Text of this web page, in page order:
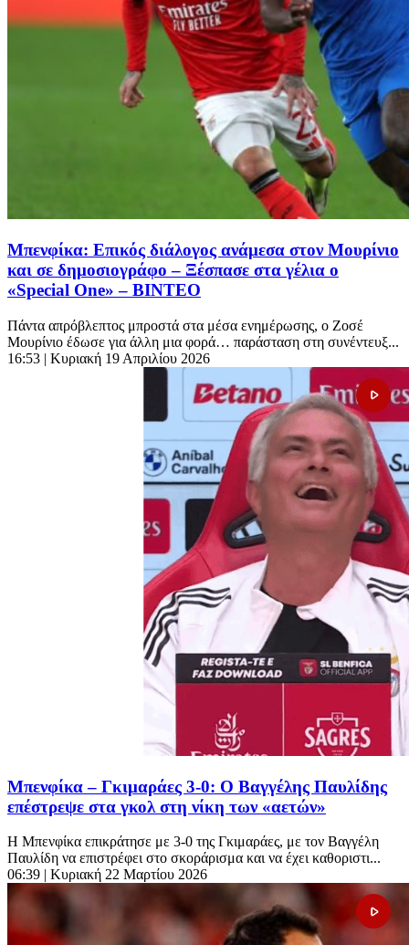
Μπενφίκα: Επικός διάλογος ανάμεσα στον Μουρίνιο
και σε δημοσιογράφο – Ξέσπασε στα γέλια ο
«Special One» – ΒΙΝΤΕΟ
Πάντα απρόβλεπτος μπροστά στα μέσα ενημέρωσης, ο Ζοσέ
Μουρίνιο έδωσε για άλλη μια φορά… παράσταση στη συνέντευξ...
16:53 | Κυριακή 19 Απριλίου 2026
Μπενφίκα – Γκιμαράες 3-0: Ο Βαγγέλης Παυλίδης
επέστρεψε στα γκολ στη νίκη των «αετών»
Η Μπενφίκα επικράτησε με 3-0 της Γκιμαράες, με τον Βαγγέλη
Παυλίδη να επιστρέφει στο σκοράρισμα και να έχει καθοριστι...
06:39 | Κυριακή 22 Μαρτίου 2026